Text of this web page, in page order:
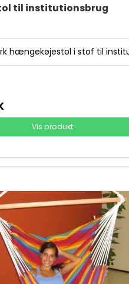
til institutionsbrug
hængekøjestol i stof til
Vis produkt